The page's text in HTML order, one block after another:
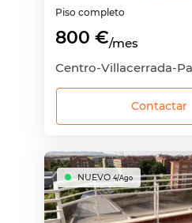
Piso completo
800 €/mes
Contactar
NUEVO4/Ago